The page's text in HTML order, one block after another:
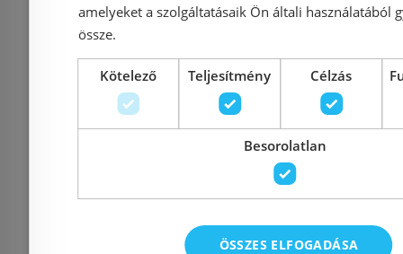
Kosárba
Rendelésre Rendelésre
amelyeket a szolgáltatásaik Ön általi használatából
össze.
Kötelező Teljesítmény Célzás
Besorolatlan
ÖSSZES ELFOGADÁSA